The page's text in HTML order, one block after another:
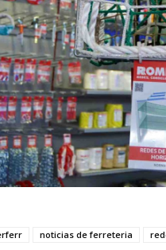
noticias de ferreteria